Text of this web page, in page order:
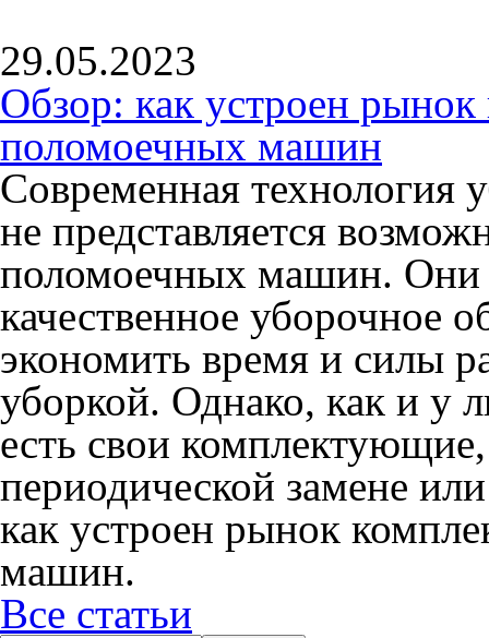
29.05.2023
Обзор: как устроен
поломоечных машин
Современная технология
не представляется
поломоечных машин. Они
качественное уборочное
экономить время и силы
уборкой. Однако, как и у
есть свои
периодической замене
как устроен рынок
машин.
Все статьи